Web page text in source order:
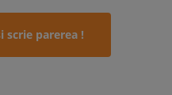
scrie parerea !